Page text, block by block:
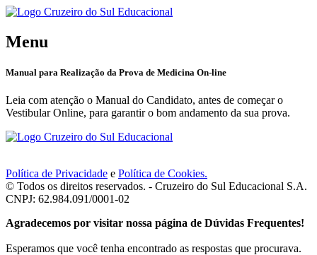
Menu
Manual para Realização da Prova de Medicina On-line
Leia com atenção o Manual do Candidato, antes de começar o
Vestibular Online, para garantir o bom andamento da sua prova.
Política de Privacidade e Política de Cookies.
© Todos os direitos reservados. - Cruzeiro do Sul Educacional S.A.
CNPJ: 62.984.091/0001-02
Agradecemos por visitar nossa página de Dúvidas Frequentes!
Esperamos que você tenha encontrado as respostas que procurava.